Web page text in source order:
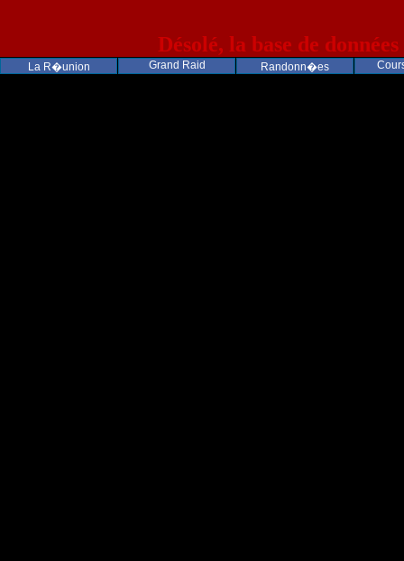
La R�union Grand Raid Randonn�es
Désolé, la base de